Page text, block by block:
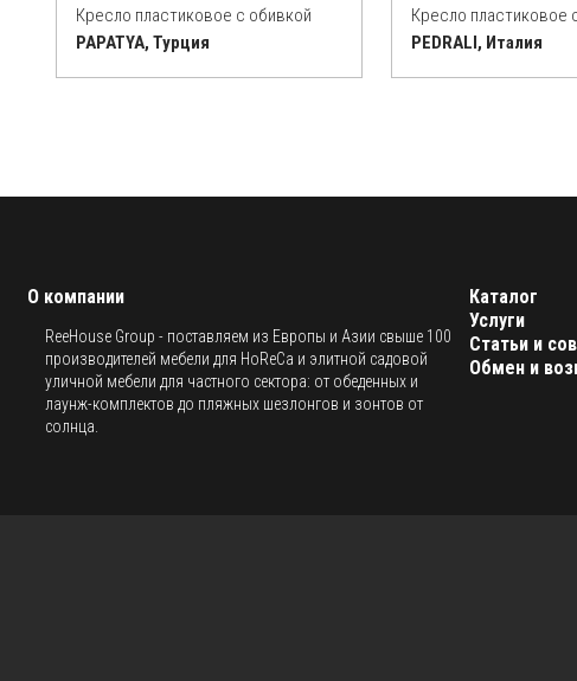
Кресло пластиковое с обивкой
PAPATYA, Турция
Кресло пластиковое
PEDRALI, Италия
О компании
ReeHouse Group - поставляем из Европы и Азии свыше 100
производителей мебели для HoReCa и элитной садовой
уличной мебели для частного сектора: от обеденных и
лаунж-комплектов до пляжных шезлонгов и зонтов от
солнца.
Каталог
Услуги
Статьи и
Обмен и